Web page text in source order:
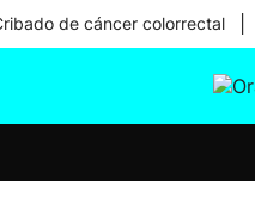
de cáncer colorrectal